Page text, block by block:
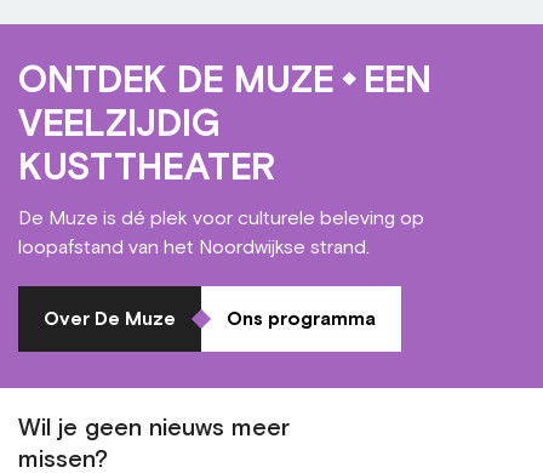
ONTDEK DE MUZE EEN
VEELZIJDIG
KUSTTHEATER
De Muze is dé plek voor culturele beleving op
loopafstand van het Noordwijkse strand.
Over De Muze Ons programma
Wil je geen nieuws meer
missen?